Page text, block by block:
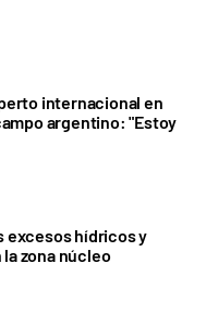
internacional en
argentino: "Estoy
excesos hídricos y
zona núcleo